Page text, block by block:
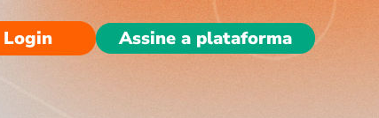
Login Assine a plataforma